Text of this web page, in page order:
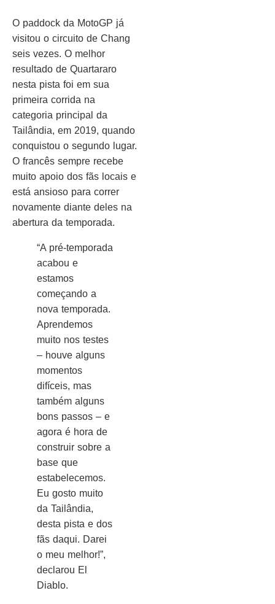
O paddock da MotoGP já
visitou o circuito de Chang
seis vezes. O melhor
resultado de Quartararo
nesta pista foi em sua
primeira corrida na
categoria principal da
Tailândia, em 2019, quando
conquistou o segundo lugar.
O francês sempre recebe
muito apoio dos fãs locais e
está ansioso para correr
novamente diante deles na
abertura da temporada.
“A pré-temporada
acabou e
estamos
começando a
nova temporada.
Aprendemos
muito nos testes
– houve alguns
momentos
difíceis, mas
também alguns
bons passos – e
agora é hora de
construir sobre a
base que
estabelecemos.
Eu gosto muito
da Tailândia,
desta pista e dos
fãs daqui. Darei
o meu melhor!”,
declarou El
Diablo.